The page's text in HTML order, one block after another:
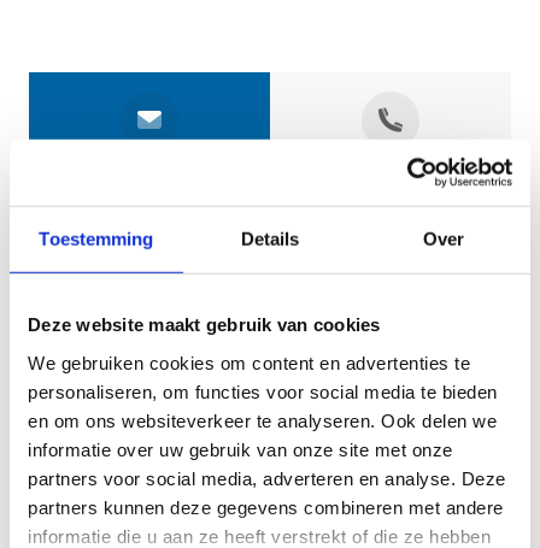
Toestemming Details Over
Deze website maakt gebruik van cookies
We gebruiken cookies om content en advertenties te
personaliseren, om functies voor social media te bieden
en om ons websiteverkeer te analyseren. Ook delen we
informatie over uw gebruik van onze site met onze
partners voor social media, adverteren en analyse. Deze
partners kunnen deze gegevens combineren met andere
informatie die u aan ze heeft verstrekt of die ze hebben
Geef aan tot welk domein jouw vraag behoort
KIES EEN DOMEIN